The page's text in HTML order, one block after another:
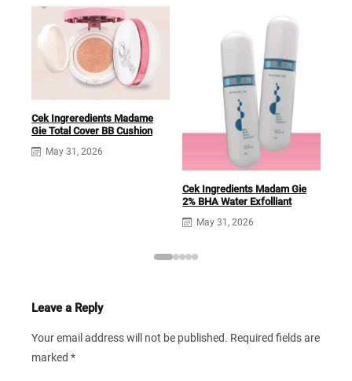
Cek Ingreredients Madame
Gie Total Cover BB Cushion
May 31, 2026
Cek Ingredients Madam Gie
2% BHA Water Exfolliant
May 31, 2026
Leave a Reply
Your email address will not be published. Required fields are
marked *